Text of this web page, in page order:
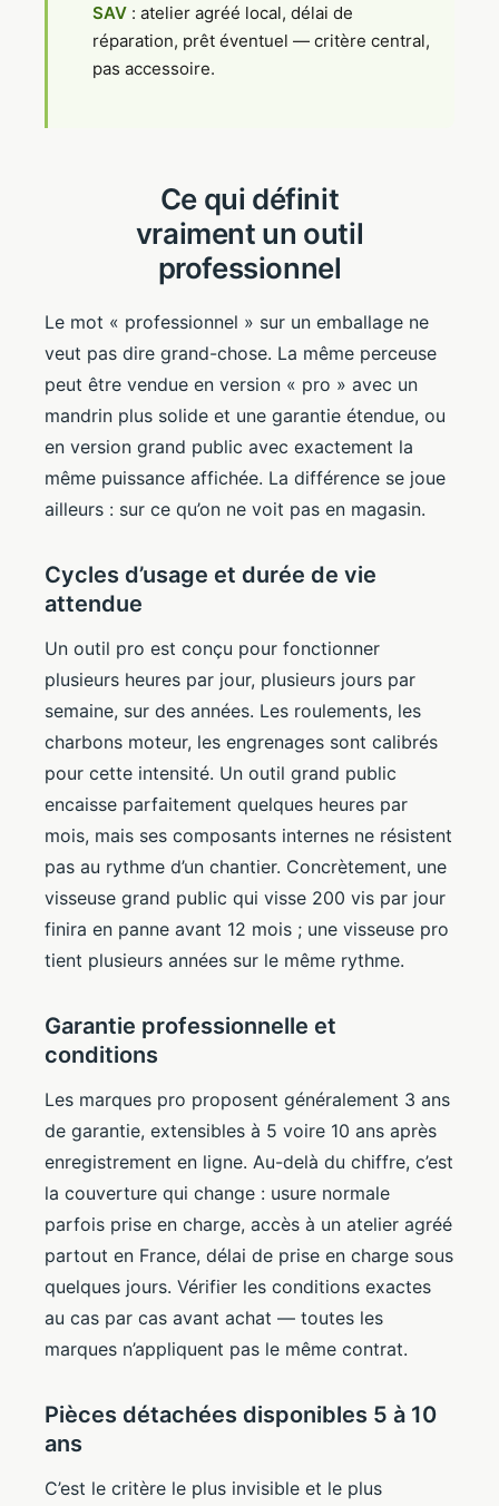
SAV : atelier agréé local, délai de
réparation, prêt éventuel — critère central,
pas accessoire.
Ce qui définit
vraiment un outil
professionnel
Le mot « professionnel » sur un emballage ne
veut pas dire grand-chose. La même perceuse
peut être vendue en version « pro » avec un
mandrin plus solide et une garantie étendue, ou
en version grand public avec exactement la
même puissance affichée. La différence se joue
ailleurs : sur ce qu’on ne voit pas en magasin.
Cycles d’usage et durée de vie
attendue
Un outil pro est conçu pour fonctionner
plusieurs heures par jour, plusieurs jours par
semaine, sur des années. Les roulements, les
charbons moteur, les engrenages sont calibrés
pour cette intensité. Un outil grand public
encaisse parfaitement quelques heures par
mois, mais ses composants internes ne résistent
pas au rythme d’un chantier. Concrètement, une
visseuse grand public qui visse 200 vis par jour
finira en panne avant 12 mois ; une visseuse pro
tient plusieurs années sur le même rythme.
Garantie professionnelle et
conditions
Les marques pro proposent généralement 3 ans
de garantie, extensibles à 5 voire 10 ans après
enregistrement en ligne. Au-delà du chiffre, c’est
la couverture qui change : usure normale
parfois prise en charge, accès à un atelier agréé
partout en France, délai de prise en charge sous
quelques jours. Vérifier les conditions exactes
au cas par cas avant achat — toutes les
marques n’appliquent pas le même contrat.
Pièces détachées disponibles 5 à 10
ans
C’est le critère le plus invisible et le plus